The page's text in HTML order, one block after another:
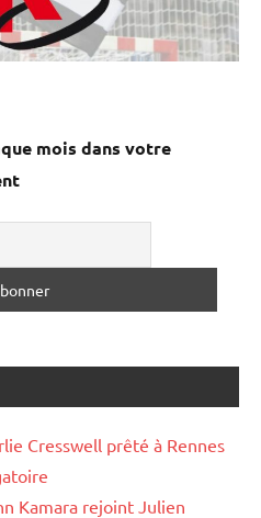
mois dans votre
Cresswell prêté à Rennes
Kamara rejoint Julien